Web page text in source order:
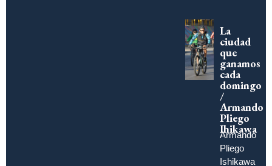
La
ciudad
que
ganamos
cada
domingo
/
Armando
Pliego
Ihikawa
Armando
Pliego
Ishikawa